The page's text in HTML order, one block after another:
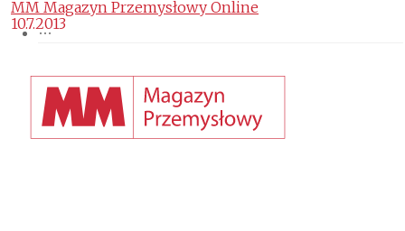
MM Magazyn Przemysłowy Online
10.7.2013